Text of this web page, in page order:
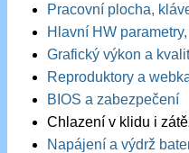
Pracovní plocha,
Hlavní HW
Grafický výkon a
Reproduktory a
BIOS a zabezpečení
Chlazení v klidu i
Napájení a výdrž